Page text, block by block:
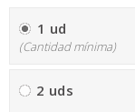
1 ud
(Cantidad mínima)
2 uds